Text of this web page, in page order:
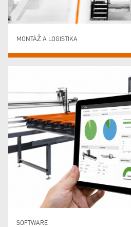
MONTÁŽ A LOGISTIKA
SOFTWARE